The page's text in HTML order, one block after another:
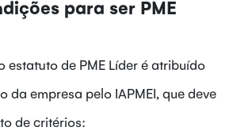
para ser PME
estatuto de PME Líder é atribuído
da empresa pelo IAPMEI, que deve
de critérios: